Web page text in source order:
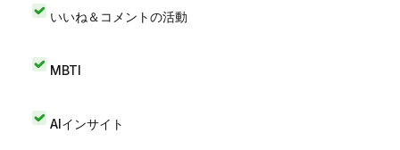
いいね＆コメントの活動
MBTI
AIインサイト